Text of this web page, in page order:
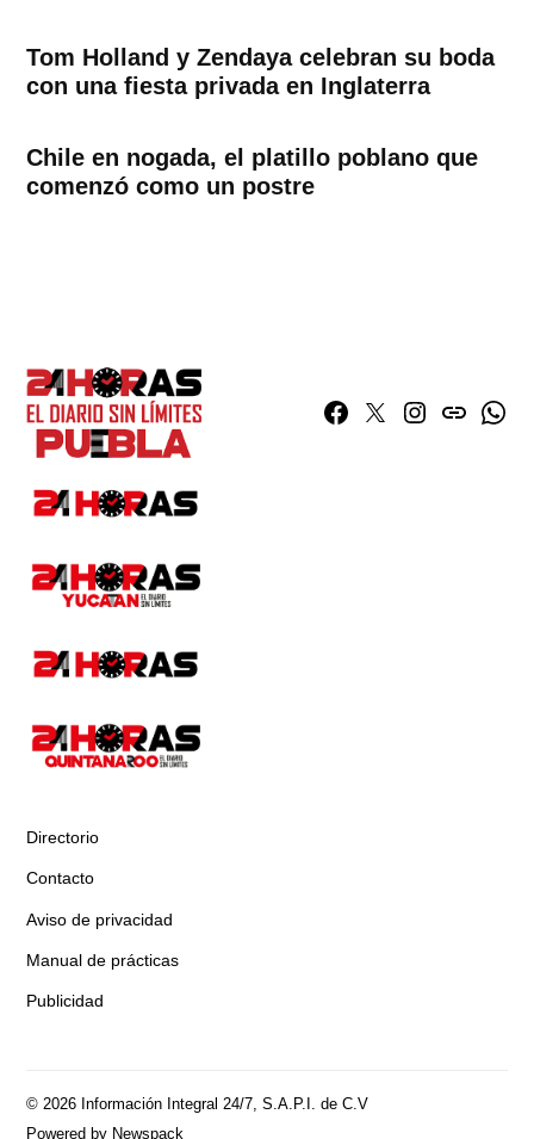
Tom Holland y Zendaya celebran su boda
con una fiesta privada en Inglaterra
Chile en nogada, el platillo poblano que
comenzó como un postre
Facebook
TwitterInstagram
issuu
Directorio
Contacto
Aviso de privacidad
Manual de prácticas
Publicidad
© 2026 Información Integral 24/7, S.A.P.I. de C.V
Powered by Newspack